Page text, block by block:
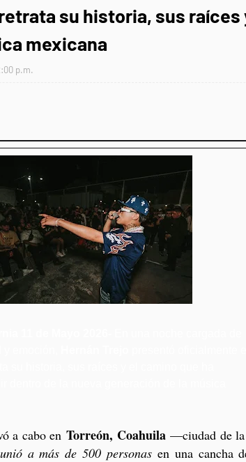
su historia, sus raíces
mexicana
p.m.
a cabo en Torreón, Coahuila—ciudad de la
a más de 500 personasen una cancha